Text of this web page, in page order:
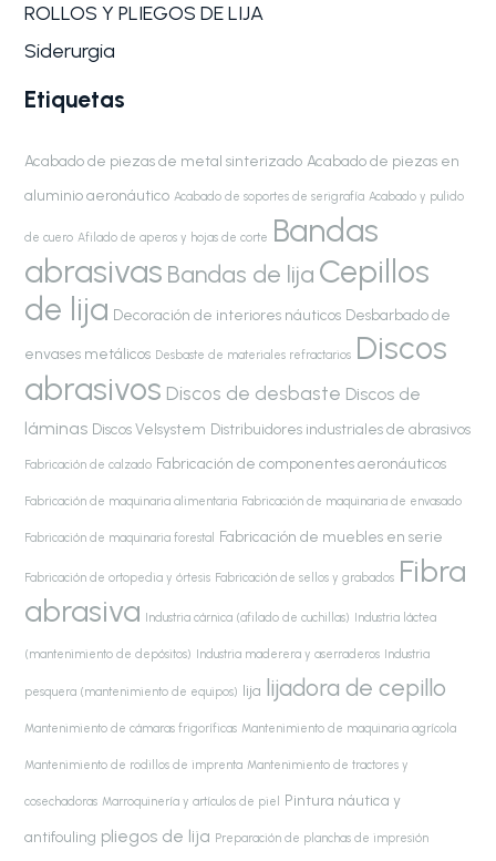
ROLLOS Y PLIEGOS DE LIJA
Siderurgia
Etiquetas
Acabado de piezas de metal sinterizado Acabado de piezas en
aluminio aeronáutico Acabado de soportes de serigrafía Acabado y pulido
de cuero Afilado de aperos y hojas de corte Bandas
abrasivas Bandas de lija Cepillos
de lija Decoración de interiores náuticos Desbarbado de
envases metálicos Desbaste de materiales refractarios Discos
abrasivos Discos de desbaste Discos de
láminas Discos Velsystem Distribuidores industriales de abrasivos
Fabricación de calzado Fabricación de componentes aeronáuticos
Fabricación de maquinaria alimentaria Fabricación de maquinaria de envasado
Fabricación de maquinaria forestal Fabricación de muebles en serie
Fabricación de ortopedia y órtesis Fabricación de sellos y grabados Fibra
abrasiva
Industria cárnica (afilado de cuchillas) Industria láctea
(mantenimiento de depósitos) Industria maderera y aserraderos Industria
pesquera (mantenimiento de equipos) lija lijadora de cepillo
Mantenimiento de cámaras frigoríficas Mantenimiento de maquinaria agrícola
Mantenimiento de rodillos de imprenta Mantenimiento de tractores y
cosechadoras Marroquinería y artículos de piel Pintura náutica y
antifouling pliegos de lija Preparación de planchas de impresión